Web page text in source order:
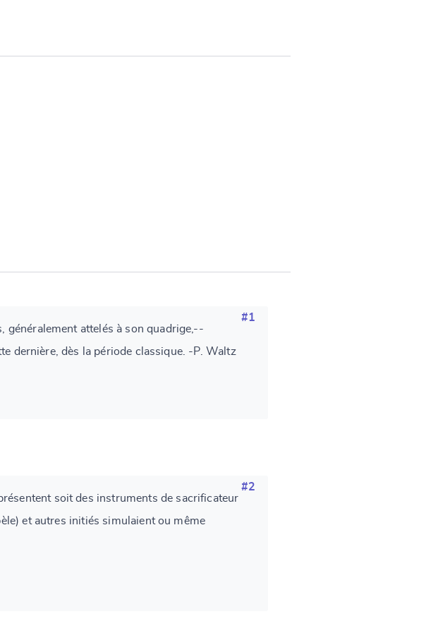
#1
généralement attelés à son quadrige,--
dernière, dès la période classique. -P. Waltz
#2
soit des instruments de sacrificateur
et autres initiés simulaient ou même